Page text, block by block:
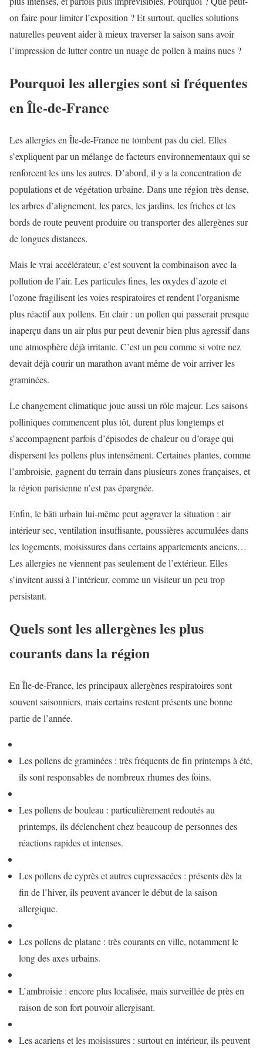
on faire pour limiter l’exposition ? Et surtout, quelles solutions
naturelles peuvent aider à mieux traverser la saison sans avoir
l’impression de lutter contre un nuage de pollen à mains nues ?
Pourquoi les allergies sont si fréquentes
en Île-de-France
Les allergies en Île-de-France ne tombent pas du ciel. Elles
s’expliquent par un mélange de facteurs environnementaux qui se
renforcent les uns les autres. D’abord, il y a la concentration de
populations et de végétation urbaine. Dans une région très dense,
les arbres d’alignement, les parcs, les jardins, les friches et les
bords de route peuvent produire ou transporter des allergènes sur
de longues distances.
Mais le vrai accélérateur, c’est souvent la combinaison avec la
pollution de l’air. Les particules fines, les oxydes d’azote et
l’ozone fragilisent les voies respiratoires et rendent l’organisme
plus réactif aux pollens. En clair : un pollen qui passerait presque
inaperçu dans un air plus pur peut devenir bien plus agressif dans
une atmosphère déjà irritante. C’est un peu comme si votre nez
devait déjà courir un marathon avant même de voir arriver les
graminées.
Le changement climatique joue aussi un rôle majeur. Les saisons
polliniques commencent plus tôt, durent plus longtemps et
s’accompagnent parfois d’épisodes de chaleur ou d’orage qui
dispersent les pollens plus intensément. Certaines plantes, comme
l’ambroisie, gagnent du terrain dans plusieurs zones françaises, et
la région parisienne n’est pas épargnée.
Enfin, le bâti urbain lui-même peut aggraver la situation : air
intérieur sec, ventilation insuffisante, poussières accumulées dans
les logements, moisissures dans certains appartements anciens…
Les allergies ne viennent pas seulement de l’extérieur. Elles
s’invitent aussi à l’intérieur, comme un visiteur un peu trop
persistant.
Quels sont les allergènes les plus
courants dans la région
En Île-de-France, les principaux allergènes respiratoires sont
souvent saisonniers, mais certains restent présents une bonne
partie de l’année.
Les pollens de graminées : très fréquents de fin printemps à été,
ils sont responsables de nombreux rhumes des foins.
Les pollens de bouleau : particulièrement redoutés au
printemps, ils déclenchent chez beaucoup de personnes des
réactions rapides et intenses.
Les pollens de cyprès et autres cupressacées : présents dès la
fin de l’hiver, ils peuvent avancer le début de la saison
allergique.
Les pollens de platane : très courants en ville, notamment le
long des axes urbains.
L’ambroisie : encore plus localisée, mais surveillée de près en
raison de son fort pouvoir allergisant.
Les acariens et les moisissures : surtout en intérieur, ils peuvent